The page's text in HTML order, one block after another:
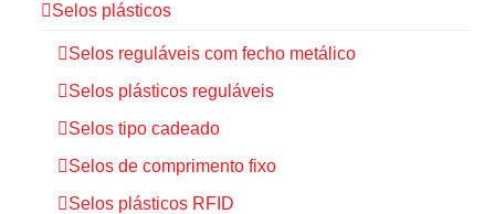
Selos plásticos
Selos reguláveis com fecho metálico
Selos plásticos reguláveis
Selos tipo cadeado
Selos de comprimento fixo
Selos plásticos RFID